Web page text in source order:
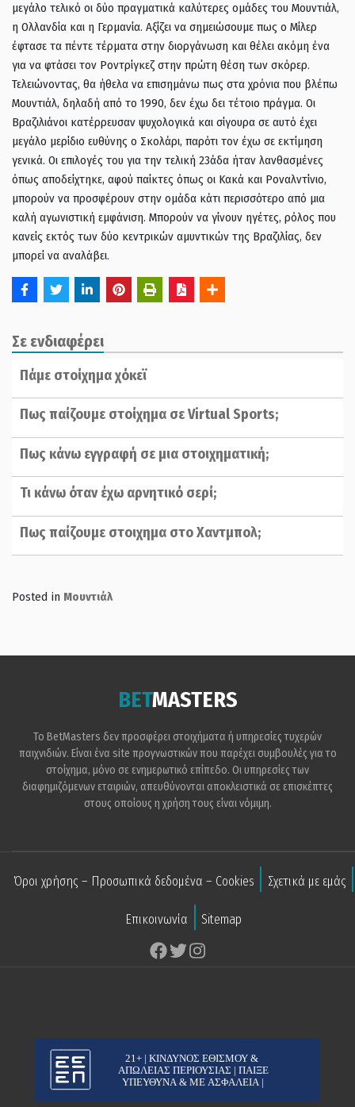
μεγάλο τελικό οι δύο πραγματικά καλύτερες ομάδες του Μουντιάλ,
η Ολλανδία και η Γερμανία. Αξίζει να σημειώσουμε πως ο Μίλερ
έφτασε τα πέντε τέρματα στην διοργάνωση και θέλει ακόμη ένα
για να φτάσει τον Ροντρίγκεζ στην πρώτη θέση των σκόρερ.
Τελειώνοντας, θα ήθελα να επισημάνω πως στα χρόνια που βλέπω
Μουντιάλ, δηλαδή από το 1990, δεν έχω δει τέτοιο πράγμα. Οι
Βραζιλιάνοι κατέρρευσαν ψυχολογικά και σίγουρα σε αυτό έχει
μεγάλο μερίδιο ευθύνης ο Σκολάρι, παρότι τον έχω σε εκτίμηση
γενικά. Οι επιλογές του για την τελική 23άδα ήταν λανθασμένες
όπως αποδείχτηκε, αφού παίκτες όπως οι Κακά και Ροναλντίνιο,
μπορούν να προσφέρουν στην ομάδα κάτι περισσότερο από μια
καλή αγωνιστική εμφάνιση. Μπορούν να γίνουν ηγέτες, ρόλος που
κανείς εκτός των δύο κεντρικών αμυντικών της Βραζιλίας, δεν
μπορεί να αναλάβει.
Σε ενδιαφέρει
Πάμε στοίχημα χόκεϊ
Πως παίζουμε στοίχημα σε Virtual Sports;
Πως κάνω εγγραφή σε μια στοιχηματική;
Τι κάνω όταν έχω αρνητικό σερί;
Πως παίζουμε στοιχημα στο Χαντμπολ;
Posted in Μουντιάλ
BETMASTERS
Το BetMasters δεν προσφέρει στοιχήματα ή υπηρεσίες τυχερών
παιχνιδιών. Είναι ένα site προγνωστικών που παρέχει συμβουλές για το
στοίχημα, μόνο σε ενημερωτικό επίπεδο. Οι υπηρεσίες των
διαφημιζόμενων εταιριών, απευθύνονται αποκλειστικά σε επισκέπτες
στους οποίους η χρήση τους είναι νόμιμη.
Όροι χρήσης – Προσωπικά δεδομένα – Cookies Σχετικά με εμάς
Επικοινωνία Sitemap